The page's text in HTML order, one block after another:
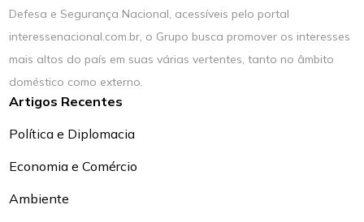
Defesa e Segurança Nacional, acessíveis pelo portal
interessenacional.com.br, o Grupo busca promover os interesses
mais altos do país em suas várias vertentes, tanto no âmbito
doméstico como externo.
Artigos Recentes
Política e Diplomacia
Economia e Comércio
Ambiente